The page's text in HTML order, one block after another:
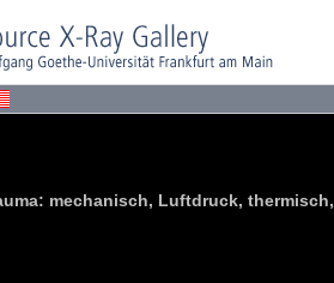
mechanisch, Luftdruck, thermisch,